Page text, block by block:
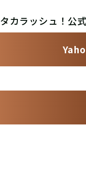
タカラッシュ！公